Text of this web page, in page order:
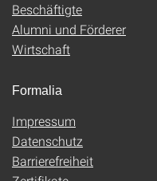
Beschäftigte
Alumni und Förderer
Wirtschaft
Formalia
Impressum
Datenschutz
Barrierefreiheit